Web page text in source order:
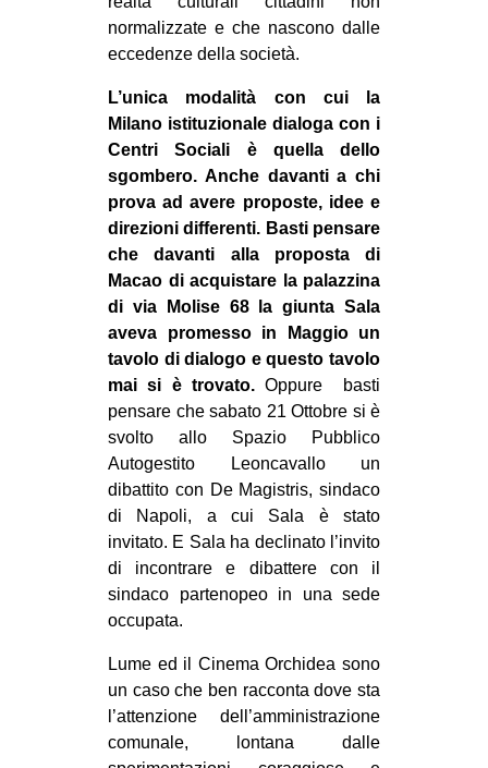
MEDIO ORIENTE
EVENTI
in
Fb
tw
bsky
ms
SEARCH
normalizzate e che nascono dalle
eccedenze della società.
L’unica modalità con cui la
Milano istituzionale dialoga con i
Centri Sociali è quella dello
sgombero. Anche davanti a chi
prova ad avere proposte, idee e
direzioni differenti. Basti pensare
che davanti alla proposta di
Macao di acquistare la palazzina
di via Molise 68 la giunta Sala
aveva promesso in Maggio un
tavolo di dialogo e questo tavolo
mai si è trovato.Oppure basti
pensare che sabato 21 Ottobre si è
svolto allo Spazio Pubblico
Autogestito Leoncavallo un
dibattito con De Magistris, sindaco
di Napoli, a cui Sala è stato
invitato. E Sala ha declinato l’invito
di incontrare e dibattere con il
sindaco partenopeo in una sede
occupata.
Lume ed il Cinema Orchidea sono
un caso che ben racconta dove sta
l’attenzione dell’amministrazione
comunale, lontana dalle